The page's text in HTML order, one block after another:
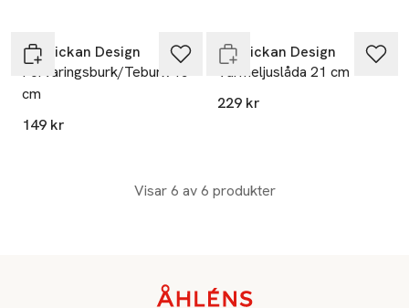
Solstickan Design
Förvaringsburk/Teburk 15
cm
149 kr
Solstickan Design
Värmeljuslåda 21 cm
229 kr
Visar 6 av 6 produkter